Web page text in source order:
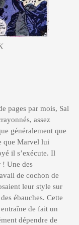
pages par mois, Sal
assez
généralement que
que Marvel lui
il s’exécute. Il
! Une des
de cochon de
leur style sur
ébauches. Cette
de fait un
dépendre de